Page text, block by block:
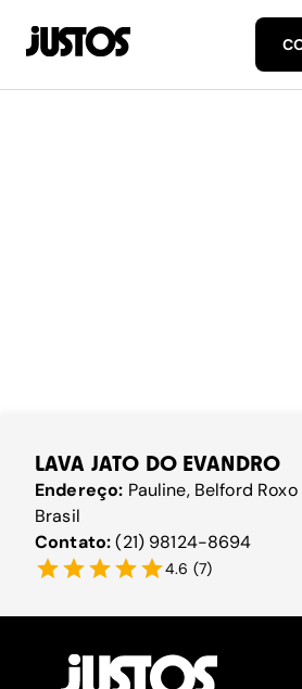
LAVA JATO DO EVANDRO
Endereço: Pauline, Belford
Brasil
Contato:(21) 98124-8694
4.6 (7)